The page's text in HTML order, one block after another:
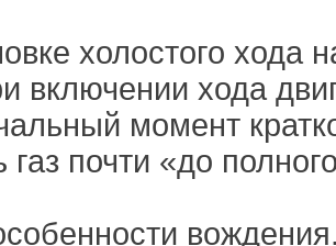
холостого хода
включении хода
момент
газ почти «до